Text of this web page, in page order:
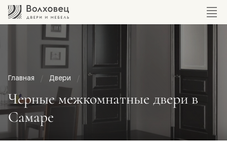
Главная Двери
Черные межкомнатные двери в
Самаре